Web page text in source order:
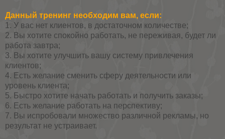
Данный тренинг необходим вам, если:
1. У вас нет клиентов, в достаточном количестве;
2. Вы хотите спокойно работать, не переживая, будет ли
работа завтра;
3. Вы хотите улучшить вашу систему привлечения
клиентов;
4. Есть желание сменить сферу деятельности или
уровень клиента;
5. Быстро хотите начать работать и получить заказы;
6. Есть желание работать на перспективу;
7. Вы испробовали множество различной рекламы, но
результат не устраивает.